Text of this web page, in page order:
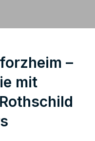
–
mit